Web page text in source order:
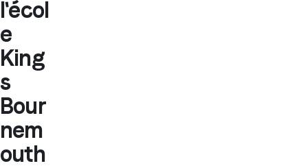
l'écol
e
King
s
Bour
nem
outh